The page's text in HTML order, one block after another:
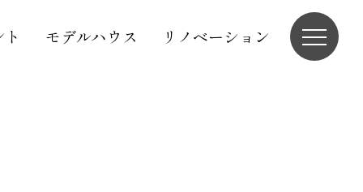
モデルハウス リノベーション